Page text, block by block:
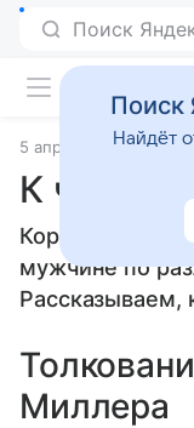
Поиск
5 апреля 2010
К чему
Корсет:
мужчине по
Рассказываем,
Миллера
Поиск
Найдёт